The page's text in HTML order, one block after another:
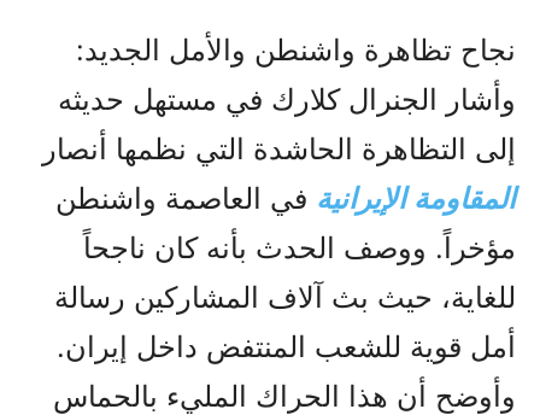
نجاح تظاهرة واشنطن والأمل الجديد:
وأشار الجنرال كلارك في مستهل حديثه
إلى التظاهرة الحاشدة التي نظمها أنصار
المقاومة الإيرانية في العاصمة واشنطن
مؤخراً. ووصف الحدث بأنه كان ناجحاً
للغاية، حيث بث آلاف المشاركين رسالة
أمل قوية للشعب المنتفض داخل إيران.
وأوضح أن هذا الحراك المليء بالحماس